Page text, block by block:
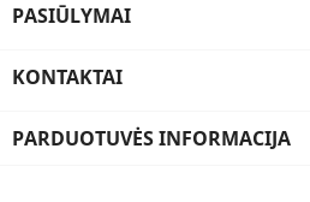
PASIŪLYMAI
KONTAKTAI
PARDUOTUVĖS INFORMACIJA